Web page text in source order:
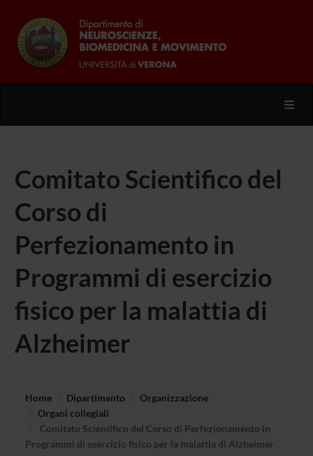
Comitato Scientifico del
Corso di
Perfezionamento in
Programmi di esercizio
fisico per la malattia di
Alzheimer
Home Dipartimento
Organizzazione
Organi collegiali
Comitato Scientifico del Corso di Perfezionamento in
Programmi di esercizio fisico per la malattia di Alzheimer